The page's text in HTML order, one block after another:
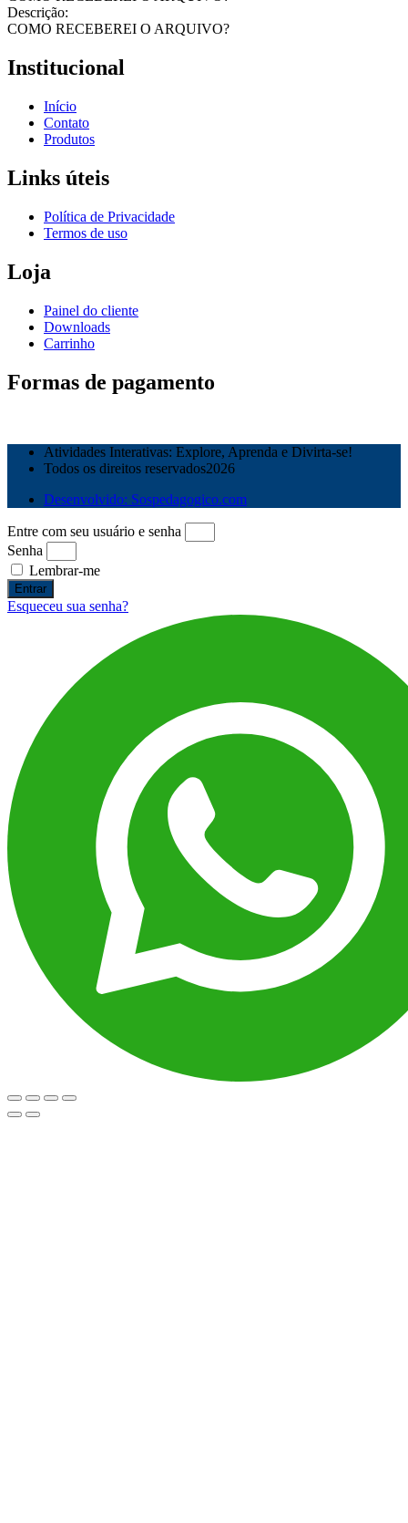
Descrição:
COMO RECEBEREI O ARQUIVO?
Institucional
Início
Contato
Produtos
Links úteis
Política de Privacidade
Termos de uso
Loja
Painel do cliente
Downloads
Carrinho
Formas de pagamento
Atividades Interativas: Explore, Aprenda e Divirta-se!
Todos os direitos reservados2026
Desenvolvido: Sospedagogico.com
Entre com seu usuário e senha
Senha
Lembrar-me
Entrar
Esqueceu sua senha?